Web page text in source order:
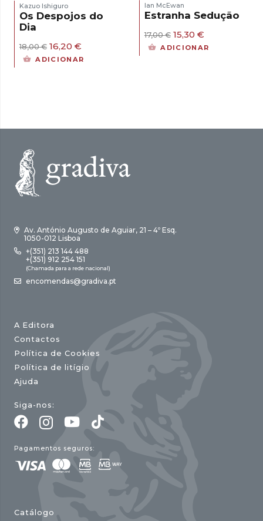
Kazuo Ishiguro
Os Despojos do
Dia
18,00€ O
preço
original
16,20 €
preço
atual
ADICIONAR
Ian McEwan
Estranha Sedução
17,00€ O
preço
original
15,30 €O
preço
atual
ADICIONAR
Av. António Augusto de Aguiar, 21 – 4º Esq.
1050-012 Lisboa
+(351) 213 144 488
+(351) 912 254 151
(Chamada para a rede nacional)
encomendas@gradiva.pt
A Editora
Contactos
Política de Cookies
Política de litígio
Ajuda
Siga-nos:
Pagamentos seguros:
Catálogo